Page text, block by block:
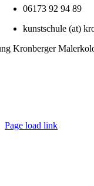
06173 92 94 89
kunstschule (at)
Kronberger
Page load link